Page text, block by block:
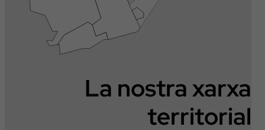
La nostra xarxa
territorial